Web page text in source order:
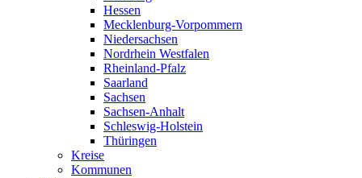
Hessen
Mecklenburg-Vorpommern
Niedersachsen
Nordrhein Westfalen
Rheinland-Pfalz
Saarland
Sachsen
Sachsen-Anhalt
Schleswig-Holstein
Thüringen
Kreise
Kommunen